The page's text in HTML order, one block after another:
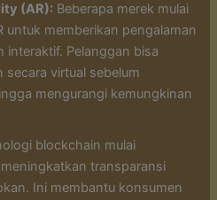
(AR): Beberapa merek mulai
untuk memberikan pengalaman
interaktif. Pelanggan bisa
secara virtual sebelum
mengurangi kemungkinan
blockchain mulai
transparansi
Ini membantu konsumen